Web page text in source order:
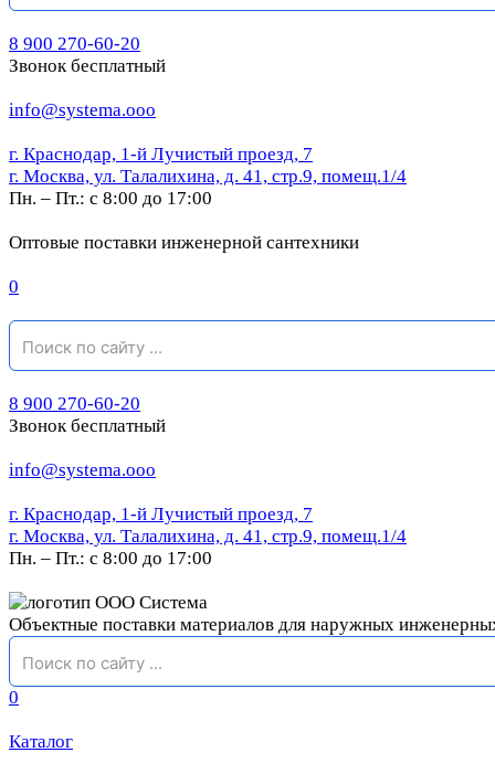
8 900 270-60-20
Звонок бесплатный
info@systema.ooo
г. Краснодар, 1-й Лучистый проезд, 7
г. Москва, ул. Талалихина, д. 41, стр.9, помещ.1/4
Пн. – Пт.: с 8:00 до 17:00
Оптовые поставки инженерной сантехники
0
8 900 270-60-20
Звонок бесплатный
info@systema.ooo
г. Краснодар, 1-й Лучистый проезд, 7
г. Москва, ул. Талалихина, д. 41, стр.9, помещ.1/4
Пн. – Пт.: с 8:00 до 17:00
Объектные поставки материалов для наружных
0
Каталог